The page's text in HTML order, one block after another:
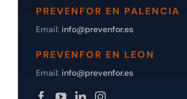
PREVENFOR EN PALENCIA
Email: info@prevenfor.es
PREVENFOR EN LEON
Email: info@prevenfor.es